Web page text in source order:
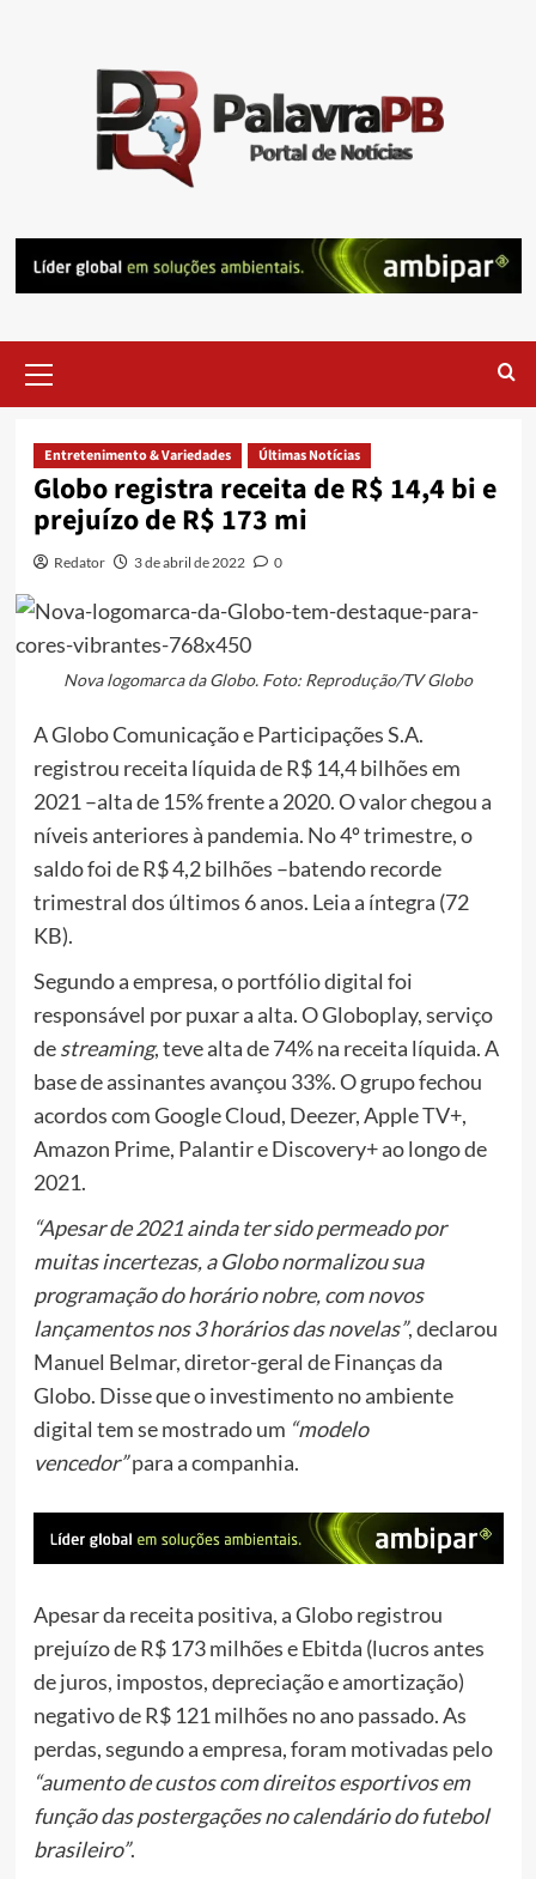
Menu
Entretenimento & Variedades Últimas Notícias
Globo registra receita de R$ 14,4 bi e
prejuízo de R$ 173 mi
Redator 3 de abril de 2022 0
Nova logomarca da Globo. Foto: Reprodução/TV Globo
A Globo Comunicação e Participações S.A.
registrou receita líquida de R$ 14,4 bilhões em
2021 –alta de 15% frente a 2020. O valor chegou a
níveis anteriores à pandemia. No 4º trimestre, o
saldo foi de R$ 4,2 bilhões –batendo recorde
trimestral dos últimos 6 anos. Leia a íntegra (72
KB).
Segundo a empresa, o portfólio digital foi
responsável por puxar a alta. O Globoplay, serviço
destreaming, teve alta de 74% na receita líquida. A
base de assinantes avançou 33%. O grupo fechou
acordos com Google Cloud, Deezer, Apple TV+,
Amazon Prime, Palantir e Discovery+ ao longo de
2021.
“Apesar de 2021 ainda ter sido permeado por
muitas incertezas, a Globo normalizou sua
programação do horário nobre, com novos
lançamentos nos 3 horários das novelas”, declarou
Manuel Belmar, diretor-geral de Finanças da
Globo. Disse que o investimento no ambiente
digital tem se mostrado um “modelo
vencedor”para a companhia.
Apesar da receita positiva, a Globo registrou
prejuízo de R$ 173 milhões e Ebitda (lucros antes
de juros, impostos, depreciação e amortização)
negativo de R$ 121 milhões no ano passado. As
perdas, segundo a empresa, foram motivadas pelo
“aumento de custos com direitos esportivos em
função das postergações no calendário do futebol
brasileiro”.